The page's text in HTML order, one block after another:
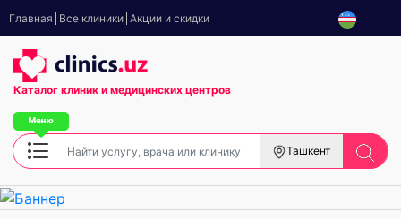
Главная Все клиники Акции и скидки
Каталог клиник и медицинских центров
Ташкент